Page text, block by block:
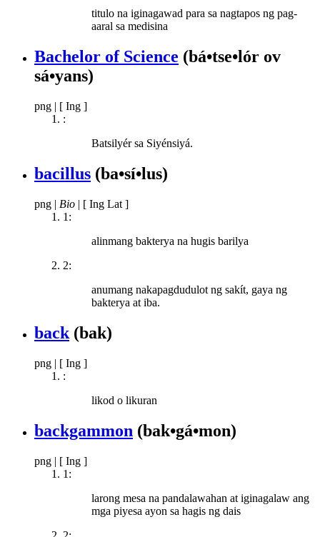
titulo na iginagawad para sa nagtapos ng pag-
aaral sa medisina
Bachelor of Science (bá•tse•lór ov
sá•yans)
png | [ Ing ]
:
Batsilyér sa Siyénsiyá.
bacillus (ba•sí•lus)
png | Bio | [ Ing Lat ]
1:
alinmang bakterya na hugis barilya
2:
anumang nakapagdudulot ng sakít, gaya ng
bakterya at iba.
back (bak)
png | [ Ing ]
:
likod o likuran
backgammon (bak•gá•mon)
png | [ Ing ]
1:
larong mesa na pandalawahan at iginagalaw ang
mga piyesa ayon sa hagis ng dais